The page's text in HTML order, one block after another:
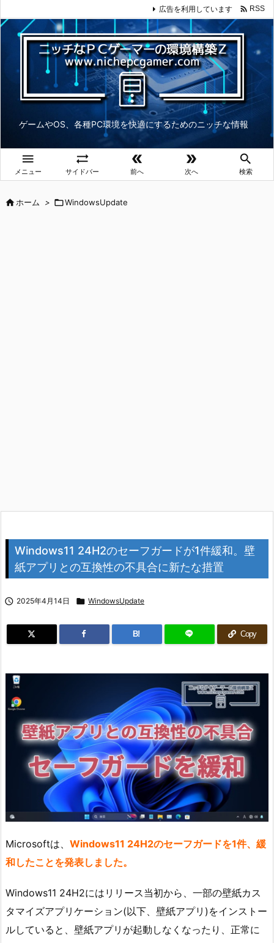
ゲームやOS、各種PC環境を快適にするためのニッチな情報

メニュー

サイドバー

前へ

次へ

検索
広告を利用しています  RSS
ホーム > WindowsUpdate
Windows11 24H2のセーフガードが1件緩和。壁
紙アプリとの互換性の不具合に新たな措置
 2025年4月14日  WindowsUpdate
B! Copy
Microsoftは、 Windows11 24H2のセーフガードを1件、緩
和したことを発表しました。
Windows11 24H2にはリリース当初から、一部の壁紙カス
タマイズアプリケーション(以下、壁紙アプリ)をインストー
ルしていると、壁紙アプリが起動しなくなったり、正常に